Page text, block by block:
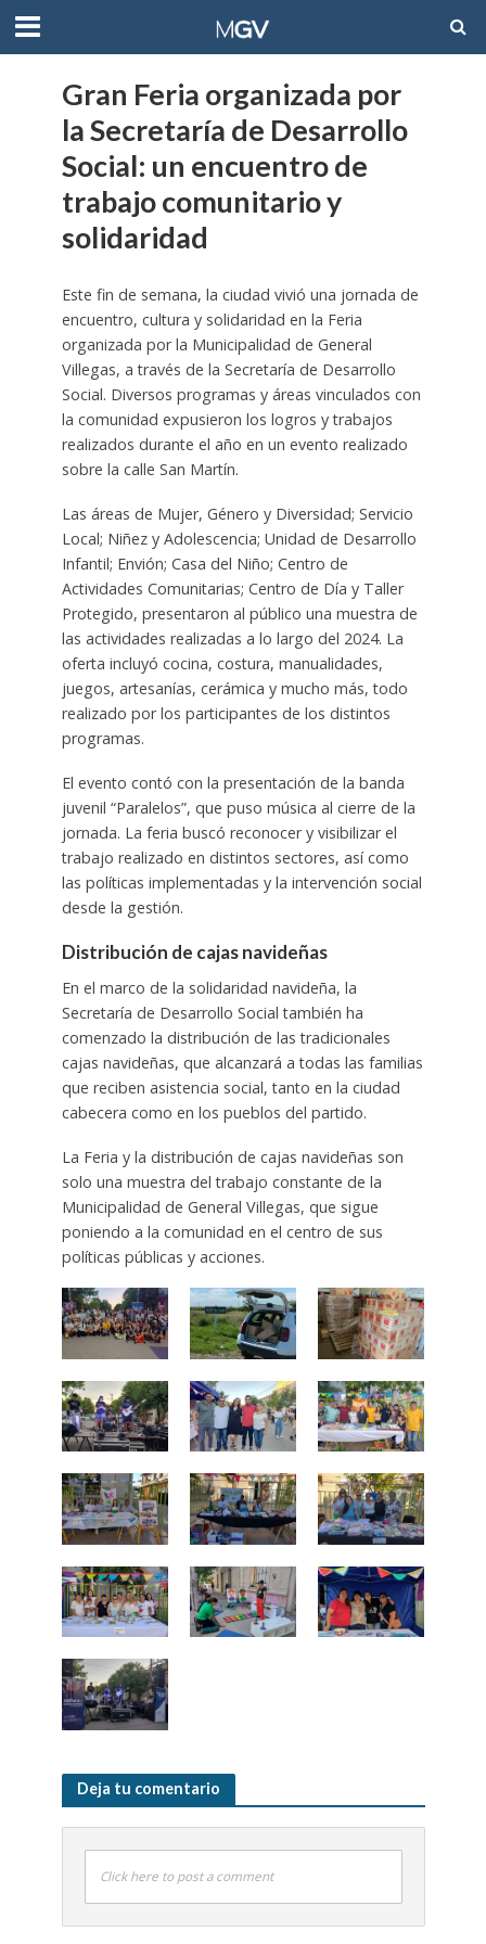
Gran Feria organizada por
la Secretaría de Desarrollo
Social: un encuentro de
trabajo comunitario y
solidaridad
Este fin de semana, la ciudad vivió una jornada de
encuentro, cultura y solidaridad en la Feria
organizada por la Municipalidad de General
Villegas, a través de la Secretaría de Desarrollo
Social. Diversos programas y áreas vinculados con
la comunidad expusieron los logros y trabajos
realizados durante el año en un evento realizado
sobre la calle San Martín.
Las áreas de Mujer, Género y Diversidad; Servicio
Local; Niñez y Adolescencia; Unidad de Desarrollo
Infantil; Envión; Casa del Niño; Centro de
Actividades Comunitarias; Centro de Día y Taller
Protegido, presentaron al público una muestra de
las actividades realizadas a lo largo del 2024. La
oferta incluyó cocina, costura, manualidades,
juegos, artesanías, cerámica y mucho más, todo
realizado por los participantes de los distintos
programas.
El evento contó con la presentación de la banda
juvenil “Paralelos”, que puso música al cierre de la
jornada. La feria buscó reconocer y visibilizar el
trabajo realizado en distintos sectores, así como
las políticas implementadas y la intervención social
desde la gestión.
Distribución de cajas navideñas
En el marco de la solidaridad navideña, la
Secretaría de Desarrollo Social también ha
comenzado la distribución de las tradicionales
cajas navideñas, que alcanzará a todas las familias
que reciben asistencia social, tanto en la ciudad
cabecera como en los pueblos del partido.
La Feria y la distribución de cajas navideñas son
solo una muestra del trabajo constante de la
Municipalidad de General Villegas, que sigue
poniendo a la comunidad en el centro de sus
políticas públicas y acciones.
Deja tu comentario
Click here to post a comment